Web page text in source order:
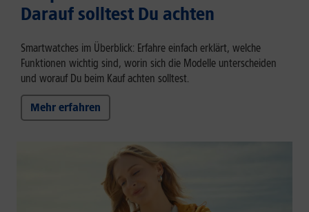
Darauf solltest Du achten
Smartwatches im Überblick: Erfahre einfach erklärt, welche
Funktionen wichtig sind, worin sich die Modelle unterscheiden
und worauf Du beim Kauf achten solltest.
Mehr erfahren